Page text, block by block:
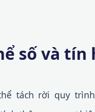
số và tín
tách rời quy